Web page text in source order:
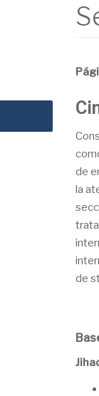
de
la
de